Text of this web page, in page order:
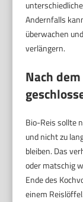
Andernfalls
überwachen
verlängern.
Nach
Bio-Reis sollte
und nicht zu
bleiben. Das
oder matschig
Ende des
einem Reislöffel.